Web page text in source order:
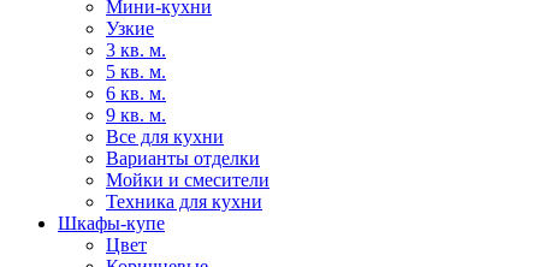
Мини-кухни
Узкие
3 кв. м.
5 кв. м.
6 кв. м.
9 кв. м.
Все для кухни
Варианты отделки
Мойки и смесители
Техника для кухни
Шкафы-купе
Цвет